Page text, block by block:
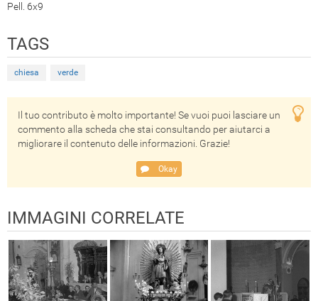
Pell. 6x9
TAGS
chiesa verde
Il tuo contributo è molto importante! Se vuoi puoi lasciare un
commento alla scheda che stai consultando per aiutarci a
migliorare il contenuto delle informazioni. Grazie!
Okay
IMMAGINI CORRELATE